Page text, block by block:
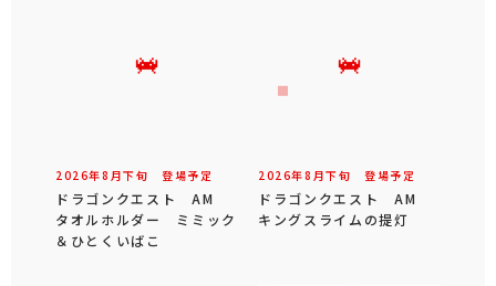
2026年8 月下旬 登場予定
ドラゴンクエスト AM
タオルホルダー ミミック
＆ひとくいばこ
2026年8 月下旬 登場予定
ドラゴンクエスト AM
キングスライムの提灯